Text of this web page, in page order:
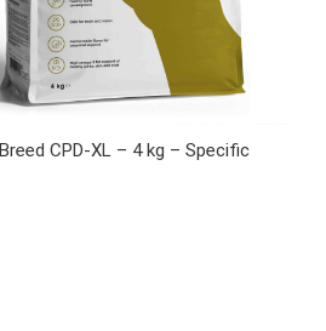
CPD-XL – 4 kg – Specific